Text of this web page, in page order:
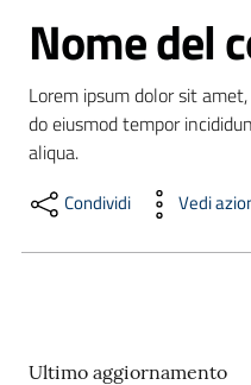
Siamo
Opportunità
Formazione
eventi
Salta al contenuto
Nome del
Lorem ipsum dolor sit
do eiusmod tempor
aliqua.
Condividi Vedi
Ultimo aggiornamento